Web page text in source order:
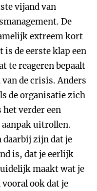
vijand van
De
extreem kort
de eerste klap een
te reageren bepaalt
de crisis. Anders
de organisatie zich
verder een
uitrollen.
zijn dat je
is, dat je eerlijk
maakt wat je
ook dat je